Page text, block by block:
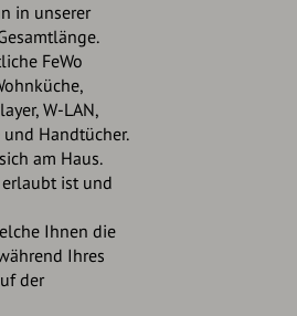
in unserer
FeWo
W-LAN,
Handtücher.
am Haus.
ist und
Ihnen die
Ihres
der